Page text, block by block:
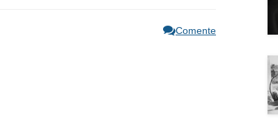
Comente